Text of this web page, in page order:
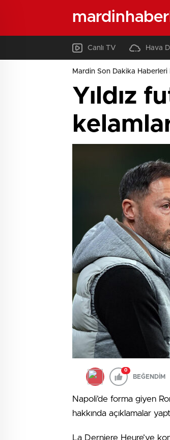
Canlı TV Hava
Mardin Son Dakika
Yıldız
0
BEĞENDİM
Napoli’de forma giyen
hakkında açıklamalar
La Derniere Heure’ye